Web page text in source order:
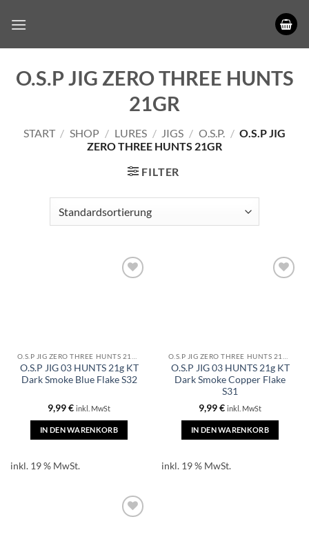
Inhalt
O.S.P JIG ZERO THREE HUNTS
21GR
START / SHOP / LURES / JIGS / O.S.P. / O.S.P JIG
ZERO THREE HUNTS 21GR
FILTER
O.S.P JIG 03 HUNTS 21g KT
Dark Smoke Blue Flake S32
9,99€ inkl. MwSt
IN DEN WARENKORB
inkl. 19 % MwSt.
O.S.P JIG 03 HUNTS 21g KT
Dark Smoke Copper Flake
S31
9,99€ inkl. MwSt
IN DEN WARENKORB
inkl. 19 % MwSt.